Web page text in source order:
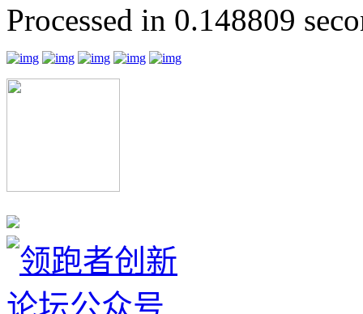
Processed in 0.148809